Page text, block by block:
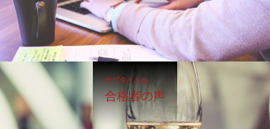
サブタイトル
合格者の声